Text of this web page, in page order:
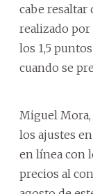
cabe resaltar
realizado por
los 1,5
cuando se
Miguel Mora,
los ajustes
en línea con
precios al